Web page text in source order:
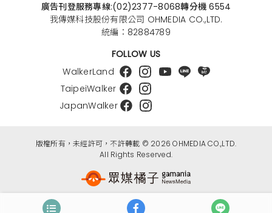
廣告刊登服務專線:(02)2377-8068轉分機 6554
我傳媒科技股份有限公司 OHMEDIA CO.,LTD.
統編：82884789
FOLLOW US
WalkerLand
TaipeiWalker
JapanWalker
版權所有，未經許可，不許轉載 © 2026 OHMEDIA CO.,LTD.
All Rights Reserved.